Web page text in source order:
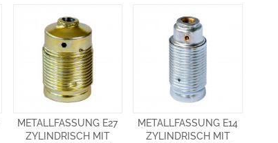
METALLFASSUNG E27
ZYLINDRISCH MIT
METALLFASSUNG E14
ZYLINDRISCH MIT